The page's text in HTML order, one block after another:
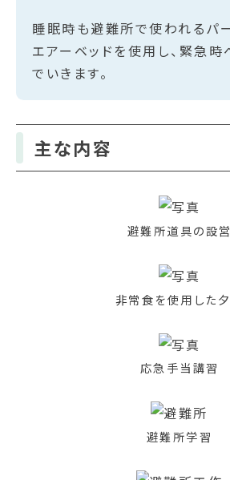
睡眠時も避難所で使われるパ
エアーベッドを使用し、緊急
でいきます。
主な内容
避難所道具の設営
非常食を使用した
応急手当講習
避難所学習